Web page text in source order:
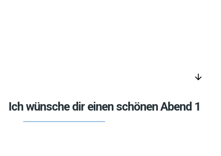
arrow_downward
Ich wünsche dir einen schönen Abend 1